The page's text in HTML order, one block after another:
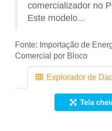
comercializador no
Este modelo...
Fonte: Importação de
Comercial por Bloco
Explorador de
Tela